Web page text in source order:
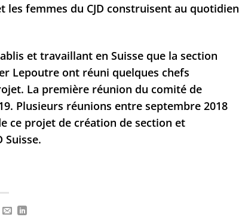
les femmes du CJD construisent au quotidien
et travaillant en Suisse que la section
Lepoutre ont réuni quelques chefs
La première réunion du comité de
Plusieurs réunions entre septembre 2018
ce projet de création de section et
Suisse.